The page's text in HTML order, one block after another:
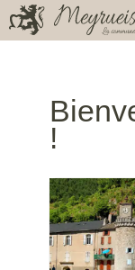
Meyrueis
La Mairie
Animations
Liens
!